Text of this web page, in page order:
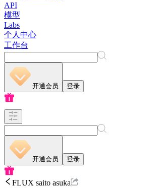
API
模型
Labs
个人中心
工作台
开通会员 登录
开通会员 登录
FLUX saito asuka